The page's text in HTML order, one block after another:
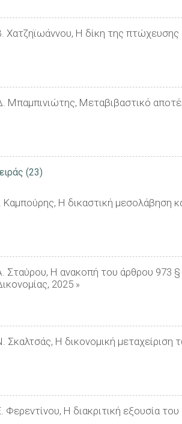
Χατζηϊωάννου, Η δίκη της
Μπαμπινιώτης, Μεταβιβαστικό
(23)
Καμπούρης, Η δικαστική μεσολάβηση
Σταύρου, Η ανακοπή του άρθρου 973
2025 »
Σκαλτσάς, Η δικονομική
Φερεντίνου, Η διακριτική εξουσία